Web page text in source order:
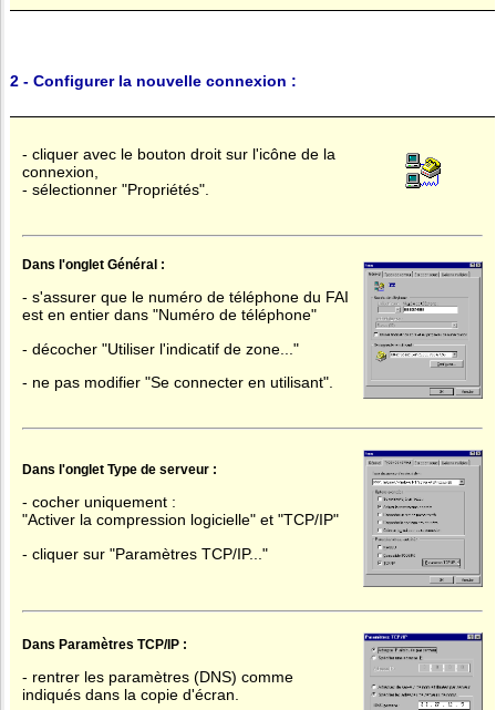
2 - Configurer la nouvelle connexion :
- cliquer avec le bouton droit sur l'icône de la
connexion,
- sélectionner "Propriétés".
Dans l'onglet Général :
- s'assurer que le numéro de téléphone du FAI
est en entier dans "Numéro de téléphone"
- décocher "Utiliser l'indicatif de zone..."
- ne pas modifier "Se connecter en utilisant".
Dans l'onglet Type de serveur :
- cocher uniquement :
"Activer la compression logicielle" et "TCP/IP"
- cliquer sur "Paramètres TCP/IP..."
Dans Paramètres TCP/IP :
- rentrer les paramètres (DNS) comme
indiqués dans la copie d'écran.